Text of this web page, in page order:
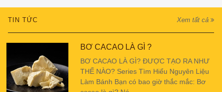
TIN TỨC Xem tất cả
BƠ CACAO LÀ GÌ ?
BƠ CACAO LÀ GÌ? ĐƯỢC TẠO RA NHƯ
THẾ NÀO? Series Tìm Hiểu Nguyên Liệu
Làm Bánh Bạn có bao giờ thắc mắc: Bơ